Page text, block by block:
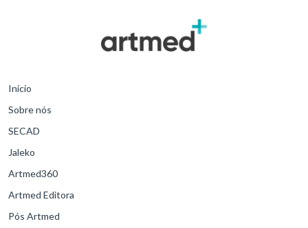
Início
Sobre nós
SECAD
Jaleko
Artmed360
Artmed Editora
Pós Artmed